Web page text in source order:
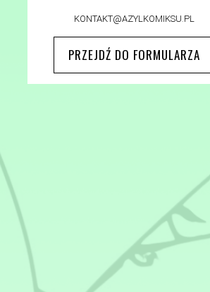
KONTAKT@AZYLKOMIKSU.PL
PRZEJDŹ DO FORMULARZA